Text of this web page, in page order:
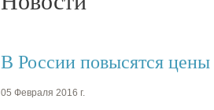
В России повысятся цены
05 Февраля 2016 г.